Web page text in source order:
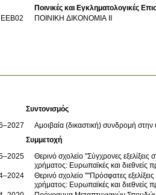
Ποινικές και Εγκληματολογικές
ΠΟΙΝΙΚΗ ΔΙΚΟΝΟΜΙΑ II
Συντονισμός
Αμοιβαία (δικαστική) συνδρομή
Συμμετοχή
Θερινό σχολείο "Σύγχρονες
χρήματος: Ευρωπαϊκές και διεθνείς
Θερινό σχολείο ''''Πρόσφατες
χρήματος: Ευρωπαϊκές και διεθνείς